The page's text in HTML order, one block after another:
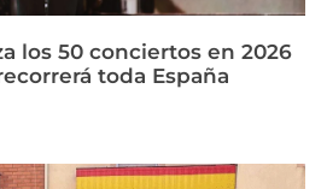
los 50 conciertos en 2026
toda España